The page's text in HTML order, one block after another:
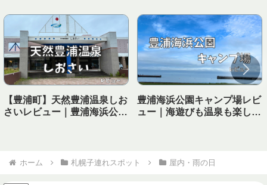
【豊浦町】天然豊浦温泉しお
さいレビュー｜豊浦海浜公園
豊浦海浜公園キャンプ場レビ
ュー｜海遊びも温泉も楽しめ
ホーム 札幌子連れスポット 屋内・雨の日